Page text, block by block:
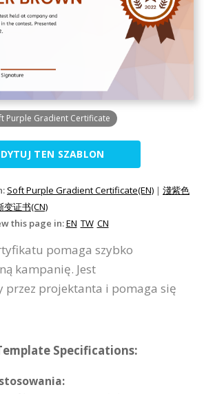
Purple Gradient Certificate
TEN SZABLON
Soft Purple Gradient Certificate(EN) | 淺紫色
变证书(CN)
this page in:EN TW CN
pomaga szybko
kampanię. Jest
przez projektanta i pomaga się
Specifications: